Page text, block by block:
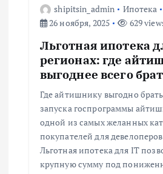
shipitsin_admin
Ипотека
26 ноября, 2025
629
Льготная ипотека
регионах: где
выгоднее всего
Где айтишнику выгодно
запуска госпрограммы
одной из самых желанных
покупателей для
Льготная ипотека для IT
крупную сумму под